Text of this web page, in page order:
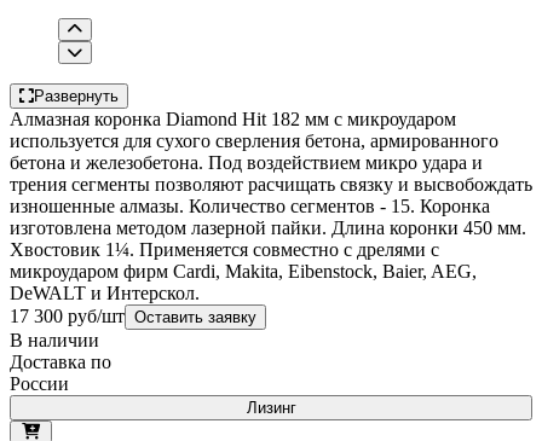
Развернуть
Алмазная коронка Diamond Hit 182 мм с микроударом
используется для сухого сверления бетона, армированного
бетона и железобетона. Под воздействием микро удара и
трения сегменты позволяют расчищать связку и высвобождать
изношенные алмазы. Количество сегментов - 15. Коронка
изготовлена методом лазерной пайки. Длина коронки 450 мм.
Хвостовик 1¼. Применяется совместно с дрелями с
микроударом фирм Cardi, Makita, Eibenstock, Baier, AEG,
DeWALT и Интерскол.
17 300 руб/шт Оставить заявку
В наличии
Доставка по
России
Лизинг